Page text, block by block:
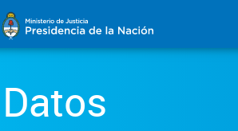
Datos